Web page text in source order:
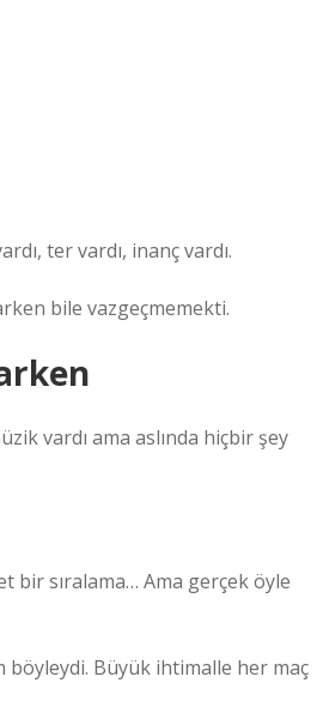
ter vardı, inanç vardı.
bile vazgeçmemekti.
vardı ama aslında hiçbir şey
bir sıralama… Ama gerçek öyle
böyleydi. Büyük ihtimalle her maç